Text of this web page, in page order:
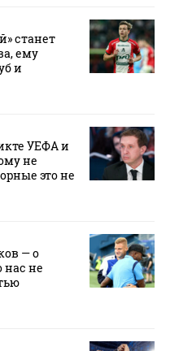
станет
ему
и
УЕФА и
не
это не
— о
нас не